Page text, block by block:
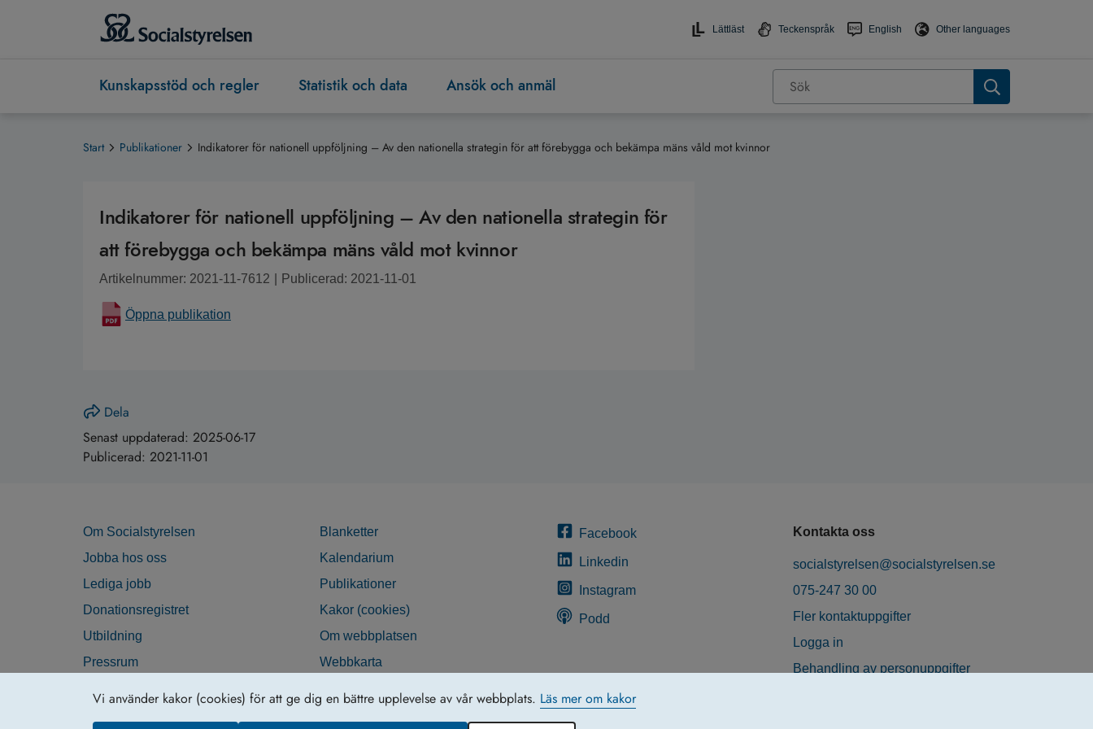
Vi använder kakor (cookies) för att ge dig en bättre upplevelse av vår webbplats. Läs mer om kakor
Lättläst Teckenspråk English Other languages
Kunskapsstöd och regler Statistik och data Ansök och anmäl
Start Publikationer Indikatorer för nationell uppföljning – Av den nationella strategin för att förebygga och bekämpa mäns våld mot kvinnor
Indikatorer för nationell uppföljning – Av den nationella strategin för
att förebygga och bekämpa mäns våld mot kvinnor
Artikelnummer: 2021-11-7612 Publicerad: 2021-11-01
Öppna publikation
Dela
Senast uppdaterad: 2025-06-17
Publicerad: 2021-11-01
Om Socialstyrelsen
Jobba hos oss
Lediga jobb
Donationsregistret
Utbildning
Pressrum
Blanketter
Kalendarium
Publikationer
Kakor (cookies)
Om webbplatsen
Webbkarta
Facebook
Linkedin
Instagram
Podd
Kontakta oss
socialstyrelsen@socialstyrelsen.se
075-247 30 00
Fler kontaktuppgifter
Logga in
Behandling av personuppgifter